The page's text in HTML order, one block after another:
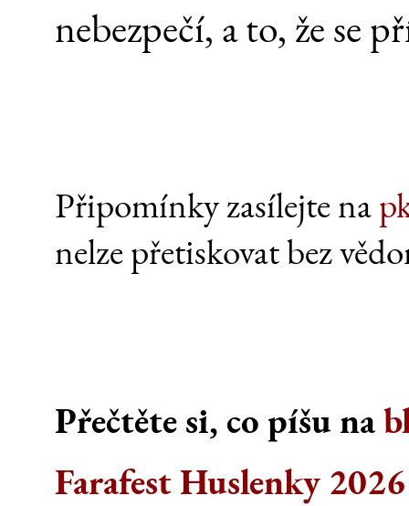
nebezpečí, a to, že se
Připomínky zasílejte na
nelze přetiskovat bez
Přečtěte si, co píšu na
Farafest Huslenky 2026